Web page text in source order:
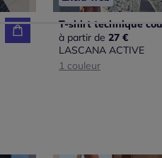
à partir de 27 €
LASCANA ACTIVE
1 couleur